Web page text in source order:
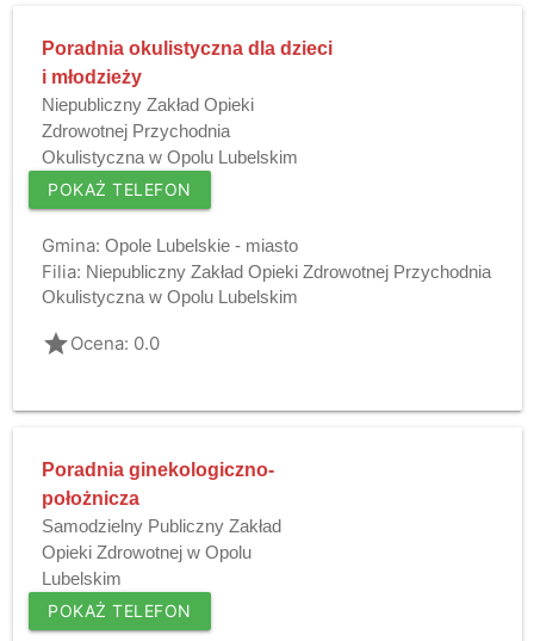
Poradnia okulistyczna dla dzieci
i młodzieży
Niepubliczny Zakład Opieki
Zdrowotnej Przychodnia
Okulistyczna w Opolu Lubelskim
POKAŻ TELEFON
Gmina: Opole Lubelskie - miasto
Filia: Niepubliczny Zakład Opieki Zdrowotnej Przychodnia
Okulistyczna w Opolu Lubelskim
gradeOcena: 0.0
Poradnia ginekologiczno-
położnicza
Samodzielny Publiczny Zakład
Opieki Zdrowotnej w Opolu
Lubelskim
POKAŻ TELEFON